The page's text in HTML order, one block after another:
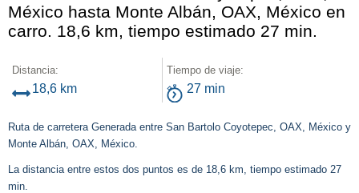
México hasta Monte Albán, OAX, México en
carro. 18,6 km, tiempo estimado 27 min.
Distancia:
18,6 km
Tiempo de viaje:
27 min
Ruta de carretera Generada entre San Bartolo Coyotepec, OAX, México y
Monte Albán, OAX, México.
La distancia entre estos dos puntos es de 18,6 km, tiempo estimado 27
min.